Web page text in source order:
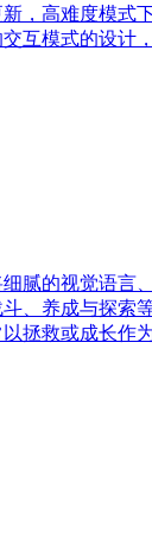
，高难度模
互模式的设
腻的视觉语
、养成与探
救或成长作